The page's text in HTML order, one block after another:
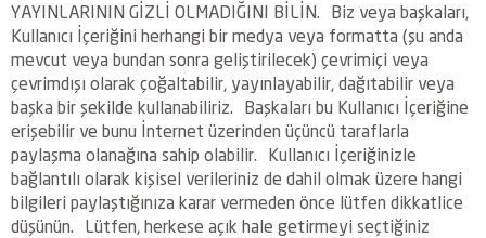
YAYINLARININ GİZLİ OLMADIĞINI BİLİN. Biz veya başkaları,
Kullanıcı İçeriğini herhangi bir medya veya formatta (şu anda
mevcut veya bundan sonra geliştirilecek) çevrimiçi veya
çevrimdışı olarak çoğaltabilir, yayınlayabilir, dağıtabilir veya
başka bir şekilde kullanabiliriz. Başkaları bu Kullanıcı İçeriğine
erişebilir ve bunu İnternet üzerinden üçüncü taraflarla
paylaşma olanağına sahip olabilir. Kullanıcı İçeriğinizle
bağlantılı olarak kişisel verileriniz de dahil olmak üzere hangi
bilgileri paylaştığınıza karar vermeden önce lütfen dikkatlice
düşünün. Lütfen, herkese açık hale getirmeyi seçtiğiniz